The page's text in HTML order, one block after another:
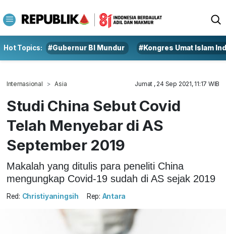
Hot Topics: #Gubernur BI Mundur #Kongres Umat Islam
Internasional Asia Jumat , 24 Sep 2021, 11:17 WIB
Studi China Sebut Covid
Telah Menyebar di AS
September 2019
Makalah yang ditulis para peneliti China
mengungkap Covid-19 sudah di AS sejak 2019
Red: Christiyaningsih Rep: Antara